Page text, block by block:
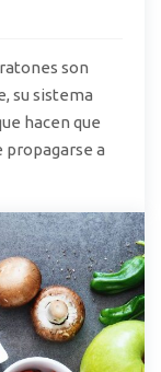
son
su sistema
hacen que
propagarse a